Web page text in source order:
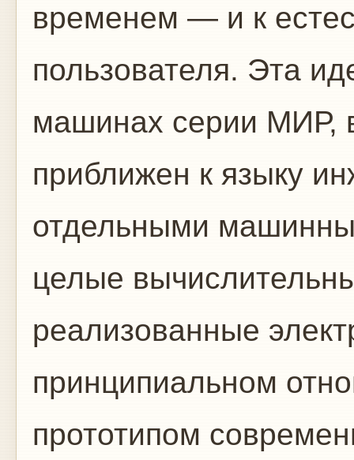
временем — и к
пользователя. Эта
машинах серии МИР,
приближен к языку
отдельными
целые
реализованные
принципиальном
прототипом